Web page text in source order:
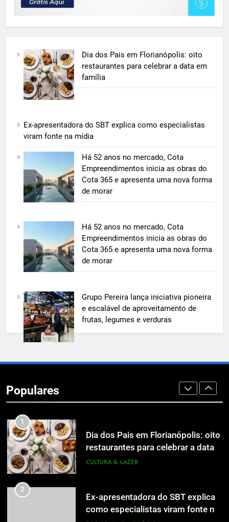
Dia dos Pais em Florianópolis: oito
restaurantes para celebrar a data em
família
Ex-apresentadora do SBT explica como especialistas
viram fonte na mídia
Há 52 anos no mercado, Cota
Empreendimentos inicia as obras do
Cota 365 e apresenta uma nova forma
de morar
Há 52 anos no mercado, Cota
Empreendimentos inicia as obras do
Cota 365 e apresenta uma nova forma
de morar
Grupo Pereira lança iniciativa pioneira
e escalável de aproveitamento de
frutas, legumes e verduras
Populares
5
Grupo Pereira lança iniciativa
pioneira e escalável de
aproveitamento de frutas, legumes
ECONOMIA & NEGÓCIOS
BIM transforma a construção civil
e mostra na prática como reduzir
custos, evitar desperdícios e
ECONOMIA & NEGÓCIOS
A 6ª edição do Prêmio ACI OCESC
de Jornalismo está com as
inscrições abertas
UTILIDADE PÚBLICA
A 6ª edição do Prêmio ACI OCESC
de Jornalismo está com as
1
Dia dos Pais em Florianópolis: oito
restaurantes para celebrar a data
em família
CULTURA & LAZER
2
Ex-apresentadora do SBT explica
como especialistas viram fonte na